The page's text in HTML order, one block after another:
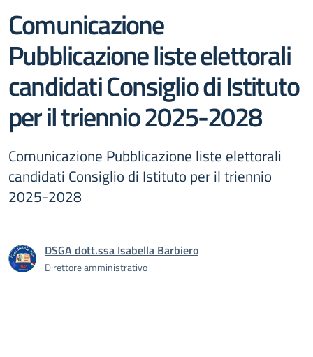
Comunicazione
Pubblicazione liste elettorali
candidati Consiglio di Istituto
per il triennio 2025-2028
Comunicazione Pubblicazione liste elettorali
candidati Consiglio di Istituto per il triennio
2025-2028
DSGA dott.ssa Isabella Barbiero
Direttore amministrativo